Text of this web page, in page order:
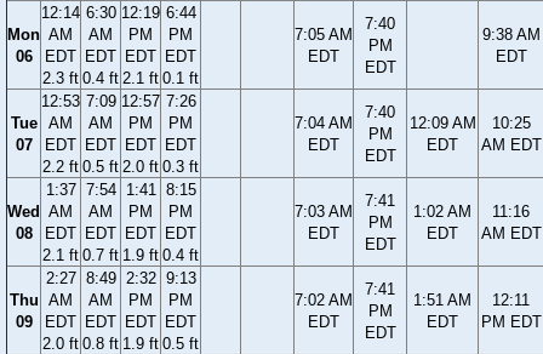
Mon
06
12:14
AM
EDT
2.3 ft
6:30
AM
EDT
0.4 ft
12:19
PM
EDT
2.1 ft
6:44
PM
EDT
0.1 ft
7:05 AM
EDT
7:40
PM
EDT
9:38 AM
EDT
Tue
07
12:53
AM
EDT
2.2 ft
7:09
AM
EDT
0.5 ft
12:57
PM
EDT
2.0 ft
7:26
PM
EDT
0.3 ft
7:04 AM
EDT
7:40
PM
EDT
12:09 AM
EDT
10:25
AM EDT
Wed
08
1:37
AM
EDT
2.1 ft
7:54
AM
EDT
0.7 ft
1:41
PM
EDT
1.9 ft
8:15
PM
EDT
0.4 ft
7:03 AM
EDT
7:41
PM
EDT
1:02 AM
EDT
11:16
AM EDT
Thu
09
2:27
AM
EDT
2.0 ft
8:49
AM
EDT
0.8 ft
2:32
PM
EDT
1.9 ft
9:13
PM
EDT
0.5 ft
7:02 AM
EDT
7:41
PM
EDT
1:51 AM
EDT
12:11
PM EDT